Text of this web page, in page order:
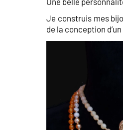
Une belle
Je construis mes
de la conception